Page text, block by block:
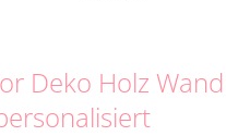
Deko Holz